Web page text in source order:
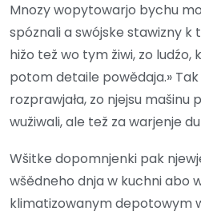
Mnozy wopytowarjo bychu
spóznali a swójske stawizny k
hižo tež wo tym žiwi, zo
potom detaile powědaja.»
rozprawjała, zo njejsu mašinu
wužiwali, ale tež za warjenje
Wšitke dopomnjenki pak
wšědneho dnja w kuchni abo
klimatizowanym depotowym